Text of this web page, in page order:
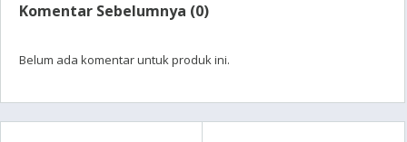
Komentar Sebelumnya (0)
Belum ada komentar untuk produk ini.